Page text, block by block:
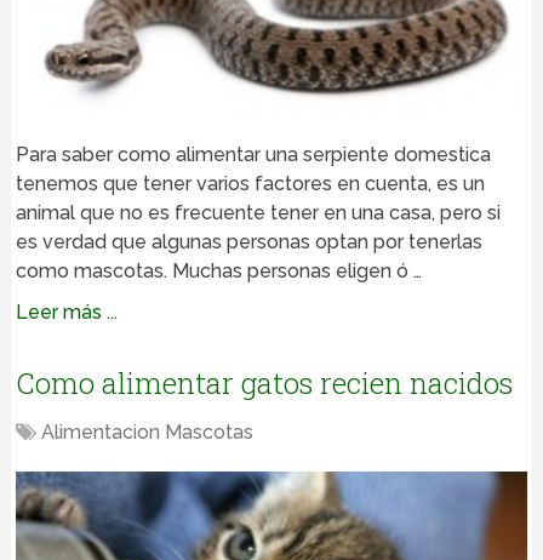
Para saber como alimentar una serpiente domestica
tenemos que tener varios factores en cuenta, es un
animal que no es frecuente tener en una casa, pero si
es verdad que algunas personas optan por tenerlas
como mascotas. Muchas personas eligen ó …
Leer más ...
Como alimentar gatos recien nacidos
Alimentacion Mascotas